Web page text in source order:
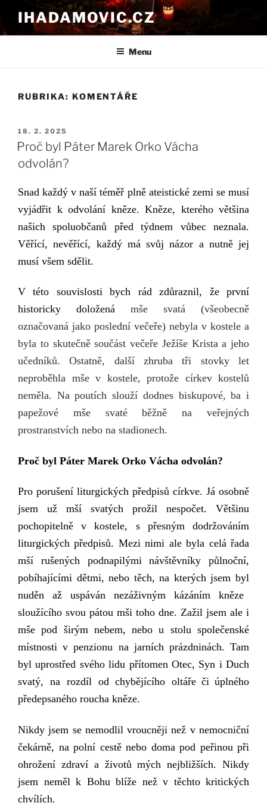
obsahu
IHADAMOVIC.CZ
Menu
RUBRIKA: KOMENTÁŘE
PUBLIKOVÁNO
18. 2. 2025
Proč byl Páter Marek Orko Vácha
odvolán?
Snad každý v naší téměř plně ateistické zemi se musí
vyjádřit k odvolání kněze. Kněze, kterého většina
našich spoluobčanů před týdnem vůbec neznala.
Věřící, nevěřící, každý má svůj názor a nutně jej
musí všem sdělit.
V této souvislosti bych rád zdůraznil, že první
historicky doložená mše svatá (všeobecně
označovaná jako poslední večeře) nebyla v kostele a
byla to skutečně součást večeře Ježíše Krista a jeho
učedníků. Ostatně, další zhruba tři stovky let
neproběhla mše v kostele, protože církev kostelů
neměla. Na poutích slouží dodnes biskupové, ba i
papežové mše svatéběžně na veřejných
prostranstvích nebo na stadionech.
Proč byl Páter Marek Orko Vácha odvolán?
Pro porušení liturgických předpisů církve. Já osobně
jsem už mší svatých prožil nespočet. Většinu
pochopitelně v kostele, s přesným dodržováním
liturgických předpisů. Mezi nimi alebyla celářada
mší rušenýchpodnapilými návštěvníky půlnoční,
pobíhajícími dětmi, nebo těch, na kterých jsem byl
nuděn až uspáván nezáživným kázáním kněze
sloužícího svou pátou mši toho dne. Zažil jsem ale i
mše pod širým nebem,nebo u stolu společenské
místnostiv penzionu na jarních prázdninách.Tam
byl uprostřed svého lidu přítomenOtec, Syn i Duch
svatý, na rozdíl odchybějícího oltáře či úplného
předepsaného roucha kněze.
Nikdy jsem se nemodlil vroucněji než v nemocniční
čekárně, na polní cestě nebo doma pod peřinou při
ohrožení zdraví a životů mých nejbližších. Nikdy
jsem neměl k Bohu blíže než v těchtokritických
chvílích.